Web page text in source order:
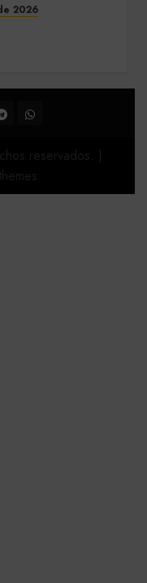
2026
DE 2026
0
WhatsApp